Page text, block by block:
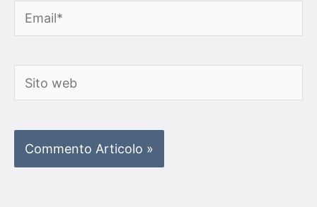
Email*
Sito
web